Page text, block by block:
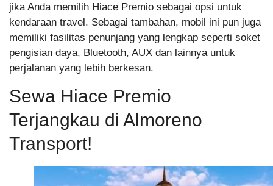
jika Anda memilih Hiace Premio sebagai opsi untuk
kendaraan travel. Sebagai tambahan, mobil ini pun juga
memiliki fasilitas penunjang yang lengkap seperti soket
pengisian daya, Bluetooth, AUX dan lainnya untuk
perjalanan yang lebih berkesan.
Sewa Hiace Premio
Terjangkau di Almoreno
Transport!